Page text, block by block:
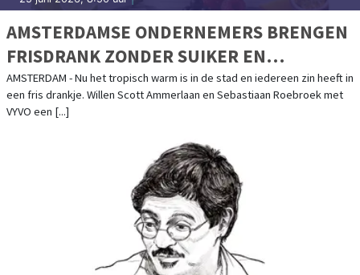
AMSTERDAMSE ONDERNEMERS BRENGEN
FRISDRANK ZONDER SUIKER EN
ZOETSTOFFEN OP DE MARKT
AMSTERDAM - Nu het tropisch warm is in de stad en iedereen zin heeft in
een fris drankje. Willen Scott Ammerlaan en Sebastiaan Roebroek met
VYVO een [...]